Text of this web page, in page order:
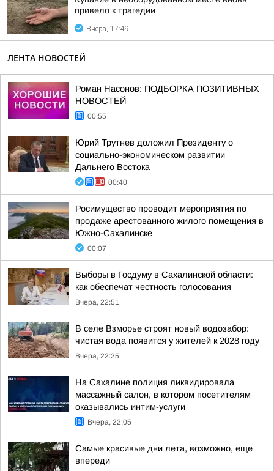
привело к трагедии
Вчера, 17:49
ЛЕНТА НОВОСТЕЙ
Роман Насонов: ПОДБОРКА ПОЗИТИВНЫХ
НОВОСТЕЙ
00:55
Юрий Трутнев доложил Президенту о
социально-экономическом развитии
Дальнего Востока
00:40
Росимущество проводит мероприятия по
продаже арестованного жилого помещения в
Южно-Сахалинске
00:07
Выборы в Госдуму в Сахалинской области:
как обеспечат честность голосования
Вчера, 22:51
В селе Взморье строят новый водозабор:
чистая вода появится у жителей к 2028 году
Вчера, 22:25
На Сахалине полиция ликвидировала
массажный салон, в котором посетителям
оказывались интим-услуги
Вчера, 22:05
Самые красивые дни лета, возможно, еще
впереди